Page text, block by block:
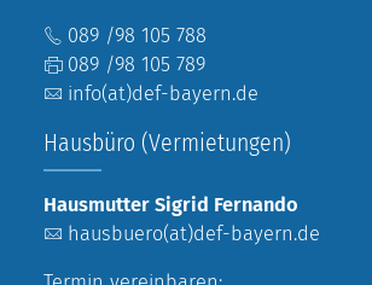
089 /98 105 788
089 /98 105 789
info(at)def-bayern.de
Hausbüro (Vermietungen)
Hausmutter Sigrid Fernando
hausbuero(at)def-bayern.de